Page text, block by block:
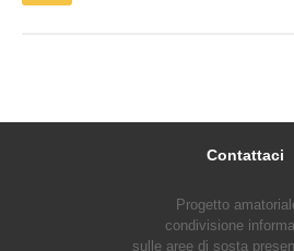
Contattaci
Progetto
condivisione
sulle aree di sosta